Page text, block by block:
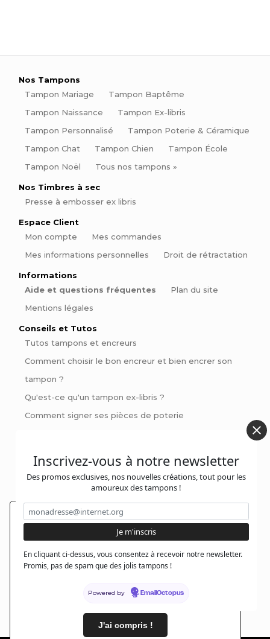
En poursuivant votre navigation sur notre site,
vous acceptez l'installation et l'utilisation de
cookies sur votre poste, notamment à des fins
promotionnelles et/ou publicitaires, dans le
En savoir plus
J'ai compris !
Nos Tampons
Tampon Mariage
Tampon Baptême
Tampon Naissance
Tampon Ex-libris
Tampon Personnalisé
Tampon Poterie & Céramique
Tampon Chat
Tampon Chien
Tampon École
Tampon Noël
Tous nos tampons »
Nos Timbres à sec
Presse à embosser ex libris
Espace Client
Mon compte
Mes commandes
Mes informations personnelles
Droit de rétractation
Informations
Aide et questions fréquentes
Plan du site
Mentions légales
Conseils et Tutos
Tutos tampons et encreurs
Comment choisir le bon encreur et bien encrer son
tampon ?
Qu'est-ce qu'un tampon ex-libris ?
Comment signer ses pièces de poterie
Pinces à gaufrer : Personnalisez vos livres et invitations
Contactez-nous :
@jolitampon
Inscrivez-vous à notre newsletter
Des promos exclusives, nos nouvelles créations, tout pour les
amoureux des tampons !
En cliquant ci-dessus, vous consentez à recevoir notre newsletter.
Promis, pas de spam que des jolis tampons !
Powered by EmailOctopus